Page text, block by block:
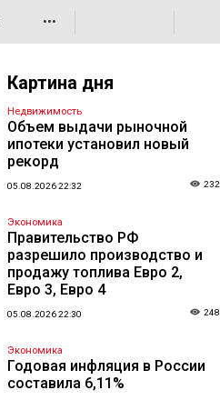
•••
Картина дня
Недвижимость
Объем выдачи рыночной
ипотеки установил новый
рекорд
05.08.2026 22:32 232
Экономика
Правительство РФ
разрешило производство и
продажу топлива Евро 2,
Евро 3, Евро 4
05.08.2026 22:30 248
Экономика
Годовая инфляция в России
составила 6,11%